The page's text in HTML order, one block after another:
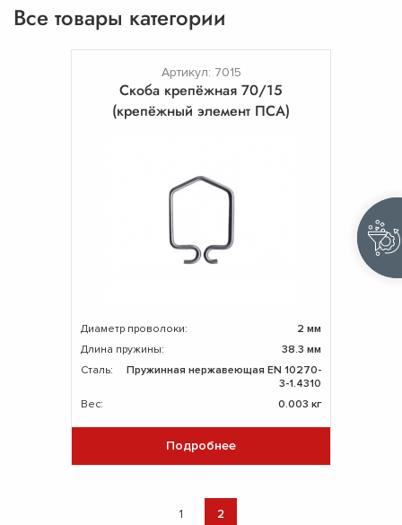
Все товары категории
Артикул: 7015
Скоба крепёжная 70/15
(крепёжный элемент ПСА)
Диаметр проволоки:
2 мм
Длина пружины:
38.3 мм
Сталь:
Пружинная нержавеющая EN 10270-
3-1.4310
Вес:
0.003 кг
Подробнее
1 2